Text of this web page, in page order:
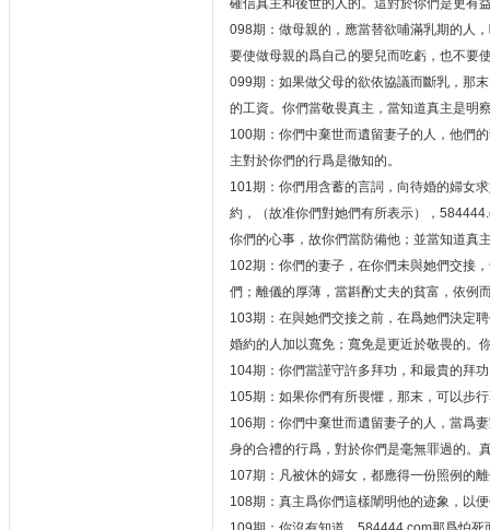
確信真主和後世的人的。這對於你們是更有
098期：做母親的，應當替欲哺滿乳期的人
要使做母親的爲自己的嬰兒而吃虧，也不要
099期：如果做父母的欲依協議而斷乳，那
的工資。你們當敬畏真主，當知道真主是明
100期：你們中棄世而遺留妻子的人，他們
主對於你們的行爲是徹知的。
101期：你們用含蓄的言詞，向待婚的婦女
約，（故准你們對她們有所表示），
你們的心事，故你們當防備他；並當知道真
102期：你們的妻子，在你們未與她們交接
們；離儀的厚薄，當斟酌丈夫的貧富，依例
103期：在與她們交接之前，在爲她們決定
婚約的人加以寬免；寬免是更近於敬畏的。
104期：你們當謹守許多拜功，和最貴的拜
105期：如果你們有所畏懼，那末，可以步
106期：你們中棄世而遺留妻子的人，當爲
身的合禮的行爲，對於你們是毫無罪過的。
107期：凡被休的婦女，都應得一份照例的
108期：真主爲你們這樣闡明他的迹象，以